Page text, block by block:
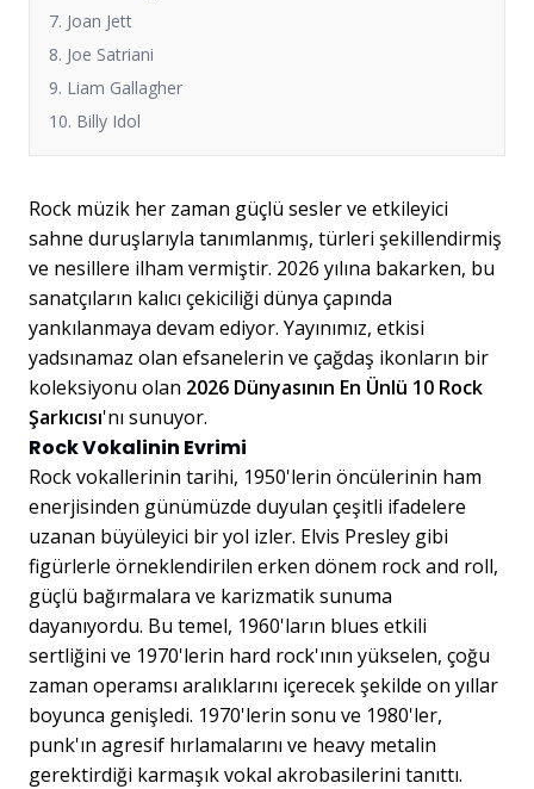
7. Joan Jett
8. Joe Satriani
9. Liam Gallagher
10. Billy Idol
Rock müzik her zaman güçlü sesler ve etkileyici
sahne duruşlarıyla tanımlanmış, türleri şekillendirmiş
ve nesillere ilham vermiştir. 2026 yılına bakarken, bu
sanatçıların kalıcı çekiciliği dünya çapında
yankılanmaya devam ediyor. Yayınımız, etkisi
yadsınamaz olan efsanelerin ve çağdaş ikonların bir
koleksiyonu olan 2026 Dünyasının En Ünlü 10 Rock
Şarkıcısı'nı sunuyor.
Rock Vokalinin Evrimi
Rock vokallerinin tarihi, 1950'lerin öncülerinin ham
enerjisinden günümüzde duyulan çeşitli ifadelere
uzanan büyüleyici bir yol izler. Elvis Presley gibi
figürlerle örneklendirilen erken dönem rock and roll,
güçlü bağırmalara ve karizmatik sunuma
dayanıyordu. Bu temel, 1960'ların blues etkili
sertliğini ve 1970'lerin hard rock'ının yükselen, çoğu
zaman operamsı aralıklarını içerecek şekilde on yıllar
boyunca genişledi. 1970'lerin sonu ve 1980'ler,
punk'ın agresif hırlamalarını ve heavy metalin
gerektirdiği karmaşık vokal akrobasilerini tanıttı.